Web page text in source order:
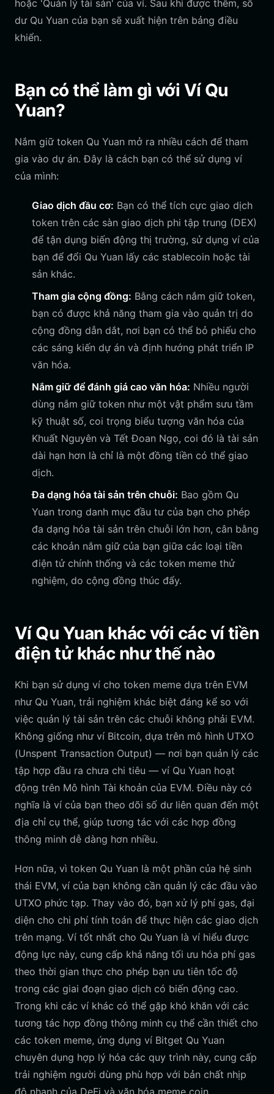
hoặc 'Quản lý tài sản' của ví. Sau khi được thêm, số
dư Qu Yuan của bạn sẽ xuất hiện trên bảng điều
khiển.
Bạn có thể làm gì với Ví Qu
Yuan?
Nắm giữ token Qu Yuan mở ra nhiều cách để tham
gia vào dự án. Đây là cách bạn có thể sử dụng ví
của mình:
Giao dịch đầu cơ: Bạn có thể tích cực giao dịch
token trên các sàn giao dịch phi tập trung (DEX)
để tận dụng biến động thị trường, sử dụng ví của
bạn để đổi Qu Yuan lấy các stablecoin hoặc tài
sản khác.
Tham gia cộng đồng: Bằng cách nắm giữ token,
bạn có được khả năng tham gia vào quản trị do
cộng đồng dẫn dắt, nơi bạn có thể bỏ phiếu cho
các sáng kiến dự án và định hướng phát triển IP
văn hóa.
Nắm giữ để đánh giá cao văn hóa: Nhiều người
dùng nắm giữ token như một vật phẩm sưu tầm
kỹ thuật số, coi trọng biểu tượng văn hóa của
Khuất Nguyên và Tết Đoan Ngọ, coi đó là tài sản
dài hạn hơn là chỉ là một đồng tiền có thể giao
dịch.
Đa dạng hóa tài sản trên chuỗi: Bao gồm Qu
Yuan trong danh mục đầu tư của bạn cho phép
đa dạng hóa tài sản trên chuỗi lớn hơn, cân bằng
các khoản nắm giữ của bạn giữa các loại tiền
điện tử chính thống và các token meme thử
nghiệm, do cộng đồng thúc đẩy.
Ví Qu Yuan khác với các ví tiền
điện tử khác như thế nào
Khi bạn sử dụng ví cho token meme dựa trên EVM
như Qu Yuan, trải nghiệm khác biệt đáng kể so với
việc quản lý tài sản trên các chuỗi không phải EVM.
Không giống như ví Bitcoin, dựa trên mô hình UTXO
(Unspent Transaction Output) — nơi bạn quản lý các
tập hợp đầu ra chưa chi tiêu — ví Qu Yuan hoạt
động trên Mô hình Tài khoản của EVM. Điều này có
nghĩa là ví của bạn theo dõi số dư liên quan đến một
địa chỉ cụ thể, giúp tương tác với các hợp đồng
thông minh dễ dàng hơn nhiều.
Hơn nữa, vì token Qu Yuan là một phần của hệ sinh
thái EVM, ví của bạn không cần quản lý các đầu vào
UTXO phức tạp. Thay vào đó, bạn xử lý phí gas, đại
diện cho chi phí tính toán để thực hiện các giao dịch
trên mạng. Ví tốt nhất cho Qu Yuan là ví hiểu được
động lực này, cung cấp khả năng tối ưu hóa phí gas
theo thời gian thực cho phép bạn ưu tiên tốc độ
trong các giai đoạn giao dịch có biến động cao.
Trong khi các ví khác có thể gặp khó khăn với các
tương tác hợp đồng thông minh cụ thể cần thiết cho
các token meme, ứng dụng ví Bitget Qu Yuan
chuyên dụng hợp lý hóa các quy trình này, cung cấp
trải nghiệm người dùng phù hợp với bản chất nhịp
độ nhanh của DeFi và văn hóa meme coin.